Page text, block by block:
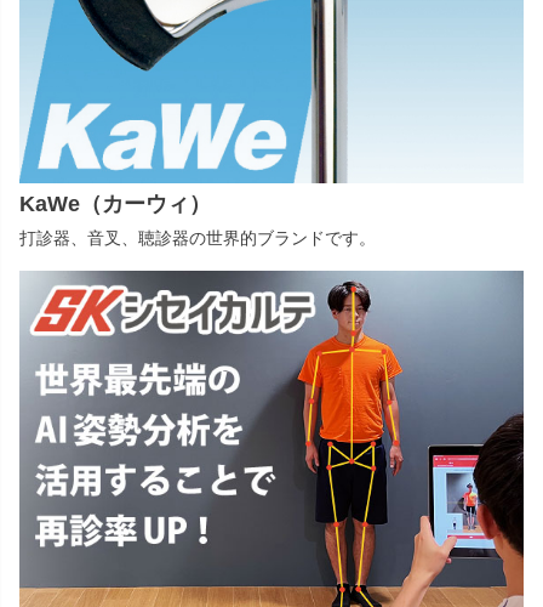
KaWe（カーウィ）
打診器、音叉、聴診器の世界的ブランドです。